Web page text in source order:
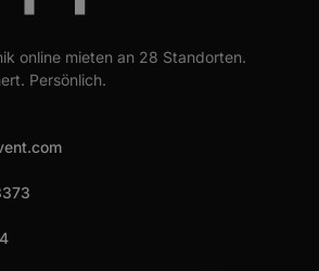
online mieten an 28 Standorten.
Persönlich.